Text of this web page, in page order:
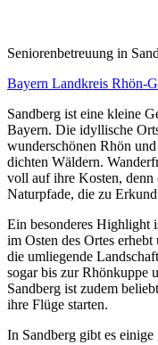
Senioren­betreuung in
Bayern Landkreis Rhön-
Sandberg ist eine kleine
Bayern. Die idyllische
wunderschönen Rhön
dichten Wäldern.
voll auf ihre Kosten, denn
Naturpfade, die zu
Ein besonderes Highlight
im Osten des Ortes
die umliegende
sogar bis zur Rhönkuppe
Sandberg ist zudem
ihre Flüge starten.
In Sandberg gibt es